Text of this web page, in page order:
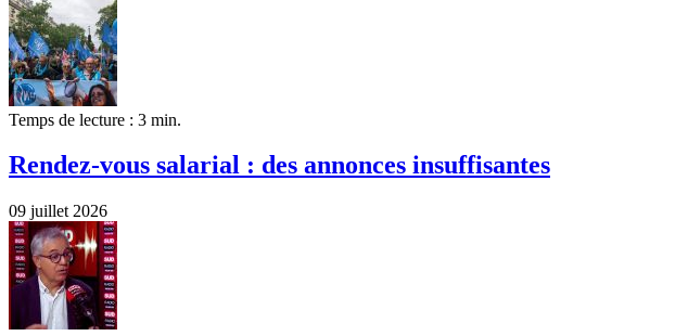
Temps de lecture : 3 min.
Rendez-vous salarial : des annonces insuffisantes
09 juillet 2026